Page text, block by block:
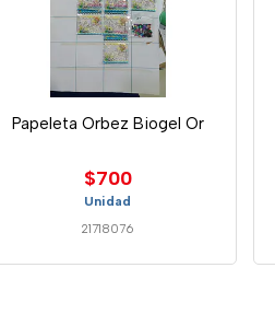
Papeleta Orbez Biogel Or
$700
Unidad
21718076